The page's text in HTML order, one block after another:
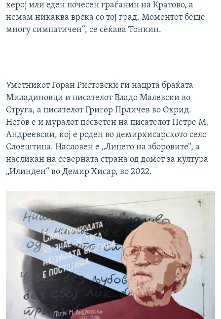
херој или еден почесен граѓанин на Кратово, а
немам никаква врска со тој град. Моментот беше
многу симпатичен“, се сеќава Тонкин.
Уметникот Горан Ристовски ги нацрта браќата
Миладиновци и писателот Владо Малевски во
Струга, а писателот Григор Прличев во Охрид.
Негов е и муралот посветен на писателот Петре М.
Андреевски, кој е роден во демирхисарското село
Слоештица. Насловен е „Лицето на зборовите“, а
насликан на северната страна од домот за култура
„Илинден“ во Демир Хисар, во 2022.